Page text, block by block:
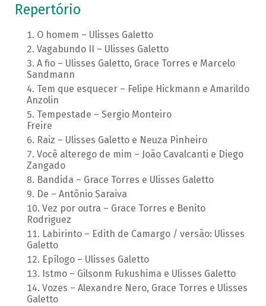
Repertório
O homem – Ulisses Galetto
Vagabundo II – Ulisses Galetto
A fio – Ulisses Galetto, Grace Torres e Marcelo
Sandmann
Tem que esquecer – Felipe Hickmann e Amarildo
Anzolin
Tempestade – Sergio Monteiro
Freire
Raiz – Ulisses Galetto e Neuza Pinheiro
Você alterego de mim – João Cavalcanti e Diego
Zangado
Bandida – Grace Torres e Ulisses Galetto
De – Antônio Saraiva
Vez por outra – Grace Torres e Benito
Rodriguez
Labirinto – Edith de Camargo / versão: Ulisses
Galetto
Epílogo – Ulisses Galetto
Istmo – Gilsonm Fukushima e Ulisses Galetto
Vozes – Alexandre Nero, Grace Torres e Ulisses
Galetto